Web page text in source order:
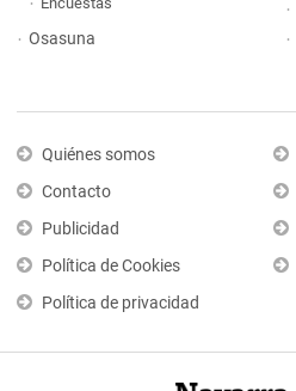
Osasuna
Quiénes somos
Contacto
Publicidad
Política de Cookies
Política de privacidad